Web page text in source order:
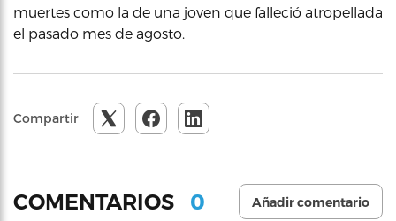
muertes como la de una joven que falleció atropellada
el pasado mes de agosto.
Compartir
COMENTARIOS 0 Añadir comentario